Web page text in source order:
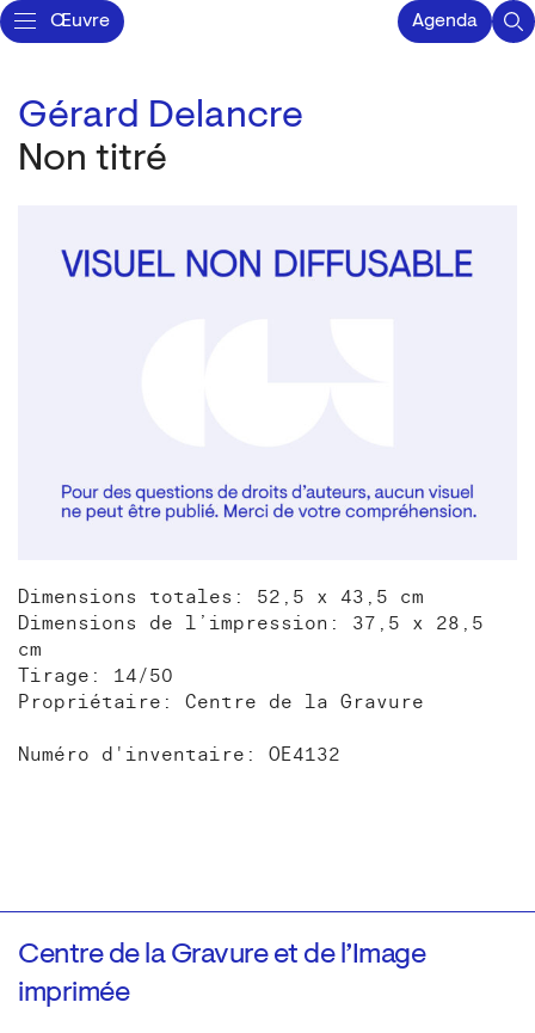
Œuvre Agenda
Gérard Delancre
Non titré
Dimensions totales: 52,5 x 43,5 cm
Dimensions de l’impression: 37,5 x 28,5
cm
Tirage: 14/50
Propriétaire: Centre de la Gravure
Numéro d'inventaire: OE4132
Centre de la Gravure et de l’Image
imprimée